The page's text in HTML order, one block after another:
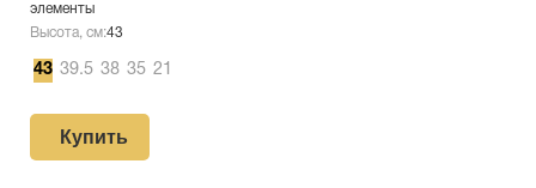
элементы
Высота, см:43
43 39.5 38 35 21
Купить